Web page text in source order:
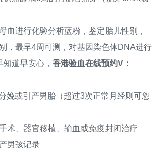
进行化验分析蓝粉，鉴定胎儿性别，
，最早4周可测，对基因染色体DNA进行
道早安心， 香港验血在线预约V：
或引产男胎（超过3次正常月经则可忽
、器官移植、输血或免疫封闭治疗
男孩记录